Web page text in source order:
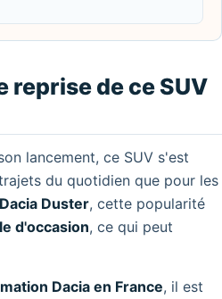
reprise de ce SUV
lancement, ce SUV s'est
du quotidien que pour les
Duster, cette popularité
d'occasion, ce qui peut
Dacia en France, il est